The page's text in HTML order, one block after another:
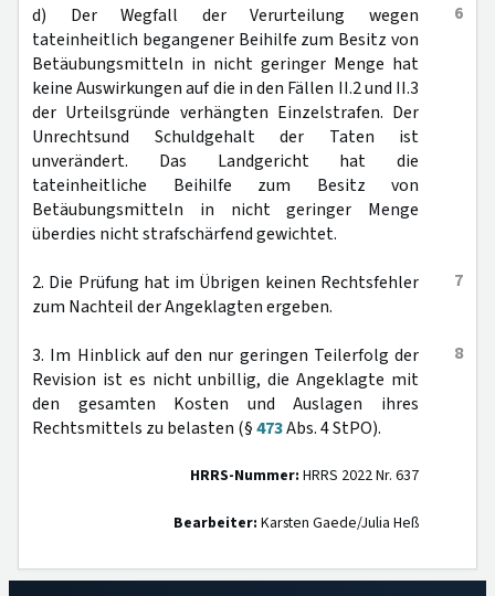
6
d) Der Wegfall der Verurteilung wegen
tateinheitlich begangener Beihilfe zum Besitz von
Betäubungsmitteln in nicht geringer Menge hat
keine Auswirkungen auf die in den Fällen II.2 und II.3
der Urteilsgründe verhängten Einzelstrafen. Der
Unrechtsund Schuldgehalt der Taten ist
unverändert. Das Landgericht hat die
tateinheitliche Beihilfe zum Besitz von
Betäubungsmitteln in nicht geringer Menge
überdies nicht strafschärfend gewichtet.
7
2. Die Prüfung hat im Übrigen keinen Rechtsfehler
zum Nachteil der Angeklagten ergeben.
8
3. Im Hinblick auf den nur geringen Teilerfolg der
Revision ist es nicht unbillig, die Angeklagte mit
den gesamten Kosten und Auslagen ihres
Rechtsmittels zu belasten (§473Abs. 4 StPO).
HRRS-Nummer: HRRS 2022 Nr. 637
Bearbeiter: Karsten Gaede/Julia Heß